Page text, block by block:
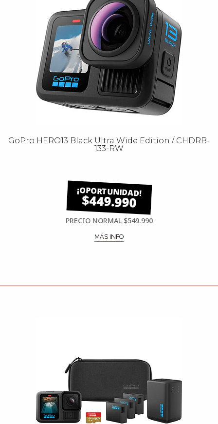
GoPro HERO13 Black Ultra Wide Edition / CHDRB-
133-RW
$449.990
PRECIO NORMAL$549.990
MÁS INFO